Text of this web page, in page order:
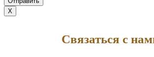
X
Связаться с